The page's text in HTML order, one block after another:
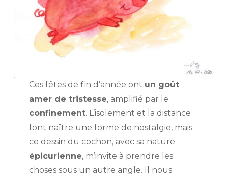
Ces fêtes de fin d’année ont un goût
amer de tristesse, amplifié par le
confinement. L’isolement et la distance
font naître une forme de nostalgie, mais
ce dessin du cochon, avec sa nature
épicurienne, m’invite à prendre les
choses sous un autre angle. Il nous